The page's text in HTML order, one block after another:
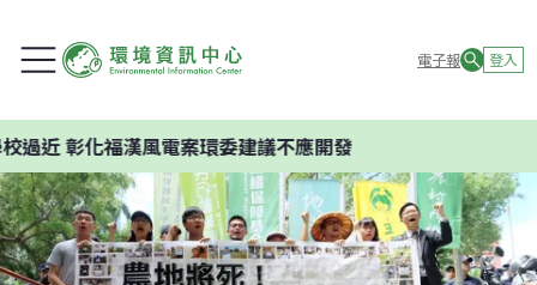
電子報 登入
彰化福漢風電案環委建議不應開發